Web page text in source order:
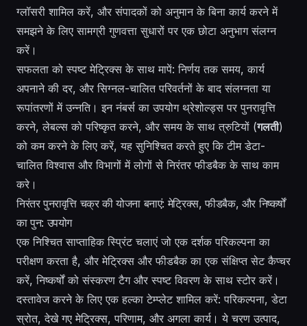
ग्लॉसरी शामिल करें, और संपादकों को अनुमान के बिना कार्य करने में
समझने के लिए सामग्री गुणवत्ता सुधारों पर एक छोटा अनुभाग संलग्न
करें।
सफलता को स्पष्ट मेट्रिक्स के साथ मापें: निर्णय तक समय, कार्य
अपनाने की दर, और सिग्नल-चालित परिवर्तनों के बाद संलग्नता या
रूपांतरणों में उन्नति। इन नंबर्स का उपयोग थ्रेशोल्ड्स पर पुनरावृत्ति
करने, लेबल्स को परिष्कृत करने, और समय के साथ त्रुटियों (गलती)
को कम करने के लिए करें, यह सुनिश्चित करते हुए कि टीम डेटा-
चालित विश्वास और विभागों में लोगों से निरंतर फीडबैक के साथ काम
करे।
निरंतर पुनरावृत्ति चक्र की योजना बनाएं: मेट्रिक्स, फीडबैक, और निष्कर्षों
का पुन: उपयोग
एक निश्चित साप्ताहिक स्प्रिंट चलाएं जो एक दर्शक परिकल्पना का
परीक्षण करता है, और मेट्रिक्स और फीडबैक का एक संक्षिप्त सेट कैप्चर
करें, निष्कर्षों को संस्करण टैग और स्पष्ट विवरण के साथ स्टोर करें।
दस्तावेज करने के लिए एक हल्का टेम्प्लेट शामिल करें: परिकल्पना, डेटा
स्रोत, देखे गए मेट्रिक्स, परिणाम, और अगला कार्य। ये चरण उत्पाद,